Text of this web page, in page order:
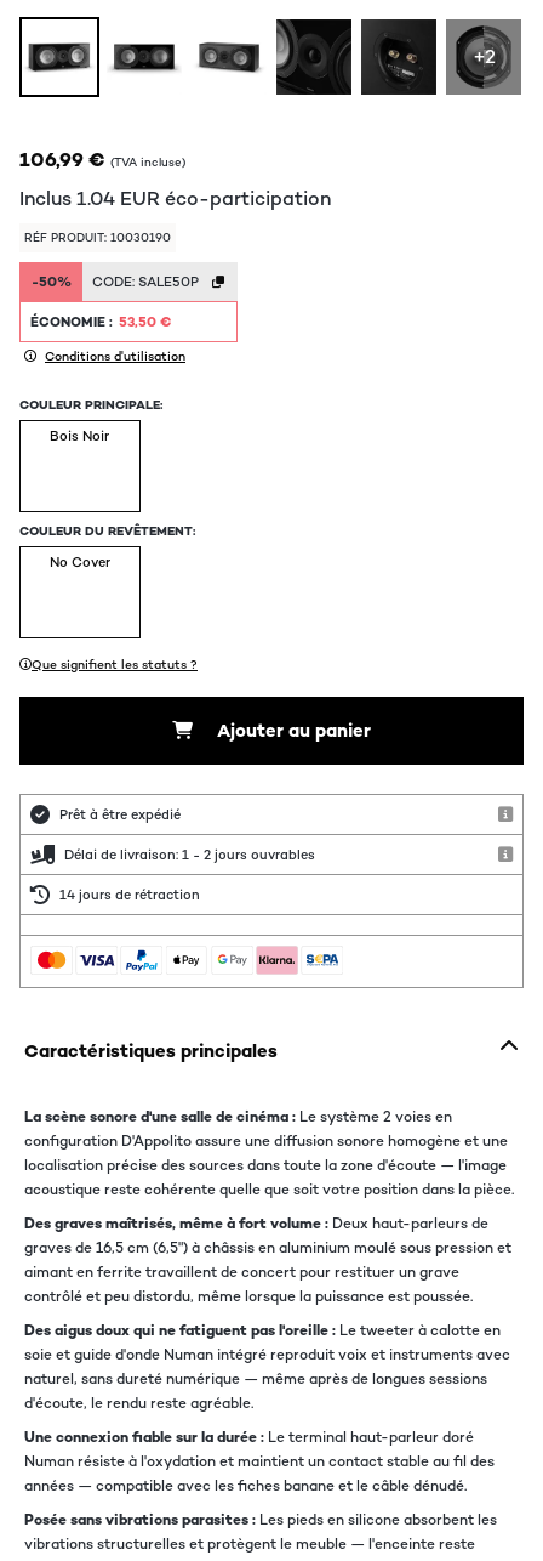
+2
106,99 € (TVA incluse)
Inclus1.04 EURéco-participation
RÉF PRODUIT: 10030190
-50% CODE: SALE50P
ÉCONOMIE : 53,50 €
Conditions d'utilisation
COULEUR PRINCIPALE:
Bois Noir
COULEUR DU REVÊTEMENT:
No Cover
Que signifient les statuts ?
Ajouter au panier
Prêt à être expédié
Délai de livraison: 1 - 2 jours ouvrables
14 jours de rétraction
Caractéristiques principales
La scène sonore d'une salle de cinéma : Le système 2 voies en
configuration D'Appolito assure une diffusion sonore homogène et une
localisation précise des sources dans toute la zone d'écoute — l'image
acoustique reste cohérente quelle que soit votre position dans la pièce.
Des graves maîtrisés, même à fort volume : Deux haut-parleurs de
graves de 16,5 cm (6,5") à châssis en aluminium moulé sous pression et
aimant en ferrite travaillent de concert pour restituer un grave
contrôlé et peu distordu, même lorsque la puissance est poussée.
Des aigus doux qui ne fatiguent pas l'oreille : Le tweeter à calotte en
soie et guide d'onde Numan intégré reproduit voix et instruments avec
naturel, sans dureté numérique — même après de longues sessions
d'écoute, le rendu reste agréable.
Une connexion fiable sur la durée : Le terminal haut-parleur doré
Numan résiste à l'oxydation et maintient un contact stable au fil des
années — compatible avec les fiches banane et le câble dénudé.
Posée sans vibrations parasites : Les pieds en silicone absorbent les
vibrations structurelles et protègent le meuble — l'enceinte reste